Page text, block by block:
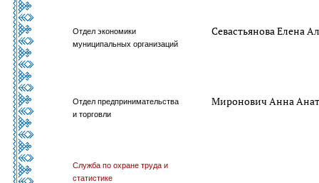
Отдел экономики
муниципальных организаций
Севастьянова Елена
Отдел предпринимательства
и торговли
Миронович Анна
Служба по охране труда и
статистике